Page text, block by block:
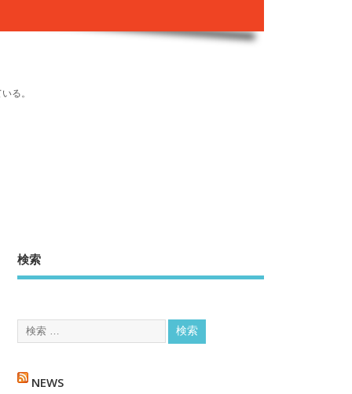
る。
検索
NEWS